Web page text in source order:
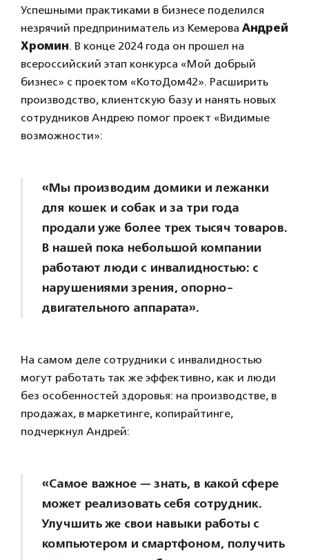
Успешными практиками в бизнесе поделился
незрячий предприниматель из Кемерова Андрей
Хромин. В конце 2024 года он прошел на
всероссийский этап конкурса «Мой добрый
бизнес» с проектом «КотоДом42». Расширить
производство, клиентскую базу и нанять новых
сотрудников Андрею помог проект «Видимые
возможности»:
«Мы производим домики и лежанки
для кошек и собак и за три года
продали уже более трех тысяч товаров.
В нашей пока небольшой компании
работают люди с инвалидностью: с
нарушениями зрения, опорно-
двигательного аппарата».
На самом деле сотрудники с инвалидностью
могут работать так же эффективно, как и люди
без особенностей здоровья: на производстве, в
продажах, в маркетинге, копирайтинге,
подчеркнул Андрей:
«Самое важное — знать, в какой сфере
может реализовать себя сотрудник.
Улучшить же свои навыки работы с
компьютером и смартфоном, получить